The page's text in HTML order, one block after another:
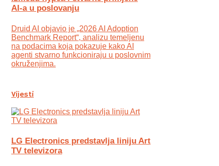
AI-a u poslovanju
Druid AI objavio je „2026 AI Adoption
Benchmark Report“, analizu temeljenu
na podacima koja pokazuje kako AI
agenti stvarno funkcioniraju u poslovnim
okruženjima.
Vijesti
LG Electronics predstavlja liniju Art
TV televizora